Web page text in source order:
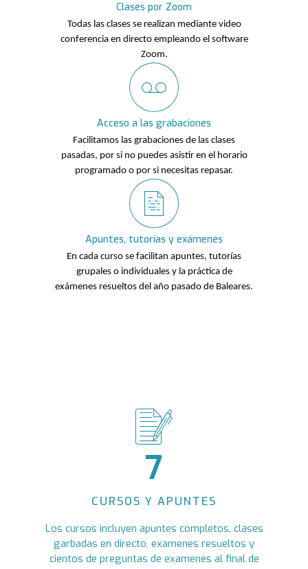
Clases por Zoom
Todas las clases se realizan mediante video
conferencia en directo empleando el software
Zoom.
Acceso a las grabaciones
Facilitamos las grabaciones de las clases
pasadas, por si no puedes asistir en el horario
programado o por si necesitas repasar.
Apuntes, tutorías y exámenes
En cada curso se facilitan apuntes, tutorías
grupales o individuales y la práctica de
exámenes resueltos del año pasado de Baleares.
0
1
2
5
6
7
8
9
CURSOS Y APUNTES
Los cursos incluyen apuntes completos, clases
garbadas en directo, examenes resueltos y
cientos de preguntas de examenes al final de
0
3
6
7
0
2
3
2
3
2
3
000